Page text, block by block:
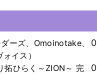
ーズ、Omoinotake、
イス）
0
拓ひらく～ZION～ 完
0